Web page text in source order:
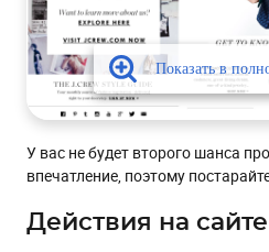
У вас не будет второго шанса
впечатление, поэтому
Действия на сайте